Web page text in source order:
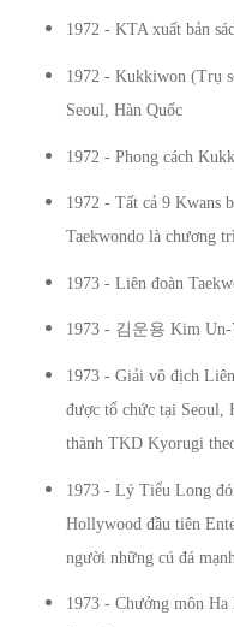
1972 - KTA xuất bản
1972 - Kukkiwon (Trụ
Seoul, Hàn Quốc
1972 - Phong cách
1972 - Tất cả 9 Kwans
Taekwondo là chương
1973 - Liên đoàn
1973 - 김운용 Kim Un-
1973 - Giải vô địch
được tổ chức tại Seoul,
thành TKD Kyorugi
1973 - Lý Tiểu Long
Hollywood đầu tiên
người những cú đá
1973 - Chưởng môn